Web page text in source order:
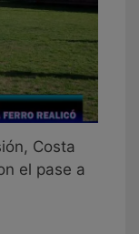
Costa
el pase a